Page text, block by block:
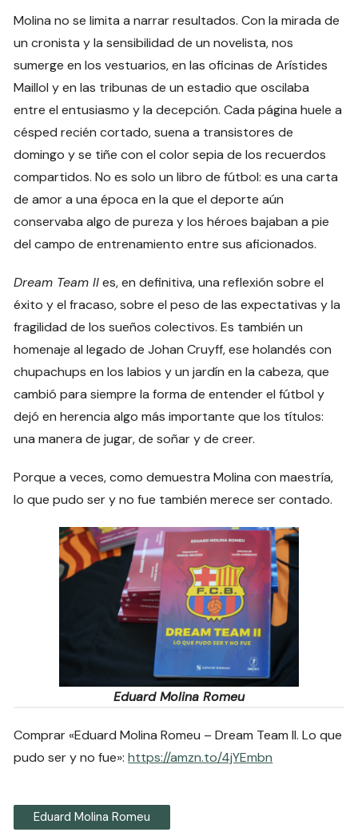
Molina no se limita a narrar resultados. Con la mirada de
un cronista y la sensibilidad de un novelista, nos
sumerge en los vestuarios, en las oficinas de Arístides
Maillol y en las tribunas de un estadio que oscilaba
entre el entusiasmo y la decepción. Cada página huele a
césped recién cortado, suena a transistores de
domingo y se tiñe con el color sepia de los recuerdos
compartidos. No es solo un libro de fútbol: es una carta
de amor a una época en la que el deporte aún
conservaba algo de pureza y los héroes bajaban a pie
del campo de entrenamiento entre sus aficionados.
Dream Team IIes, en definitiva, una reflexión sobre el
éxito y el fracaso, sobre el peso de las expectativas y la
fragilidad de los sueños colectivos. Es también un
homenaje al legado de Johan Cruyff, ese holandés con
chupachups en los labios y un jardín en la cabeza, que
cambió para siempre la forma de entender el fútbol y
dejó en herencia algo más importante que los títulos:
una manera de jugar, de soñar y de creer.
Porque a veces, como demuestra Molina con maestría,
lo que pudo ser y no fue también merece ser contado.
Eduard Molina Romeu
Comprar «Eduard Molina Romeu – Dream Team II. Lo que
pudo ser y no fue»:https://amzn.to/4jYEmbn
Eduard Molina Romeu